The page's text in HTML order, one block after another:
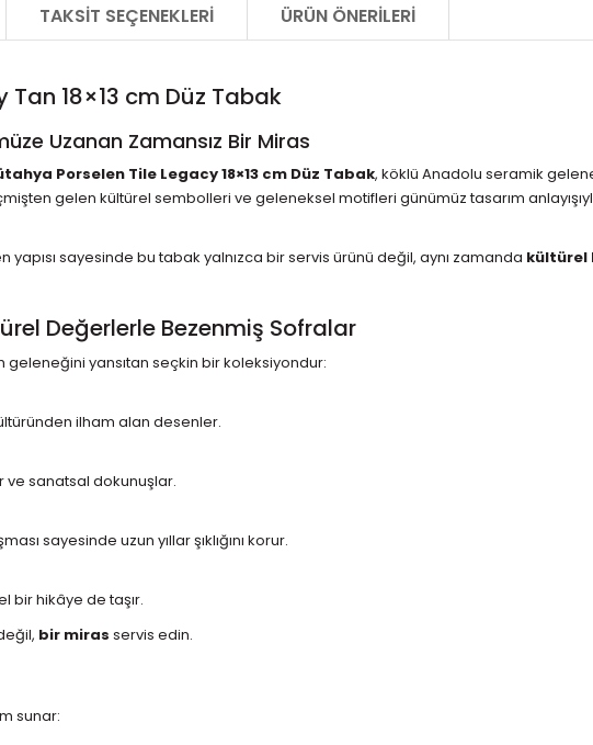
TAKSIT SEÇENEKLERI ÜRÜN ÖNERILERI
18×13 cm Düz Tabak
Uzanan Zamansız Bir Miras
Porselen Tile Legacy 18×13 cm Düz Tabak, köklü Anadolu seramik
gelen kültürel sembolleri ve geleneksel motifleri günümüz tasarım
yapısı sayesinde bu tabak yalnızca bir servis ürünü değil, aynı zamanda kültürel
Değerlerle Bezenmiş Sofralar
geleneğini yansıtan seçkin bir koleksiyondur:
ilham alan desenler.
ve sanatsal dokunuşlar.
sayesinde uzun yıllar şıklığını korur.
bir hikâye de taşır.
bir miras servis edin.
sunar: